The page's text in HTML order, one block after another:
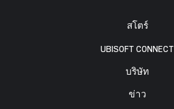
สโตร์
UBISOFT CONNECT
บริษัท
ข่าว